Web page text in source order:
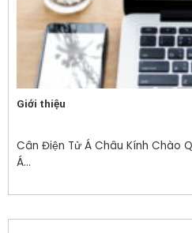
Giới thiệu
Cân Điện Tử Á Châu Kính Chào
Á...